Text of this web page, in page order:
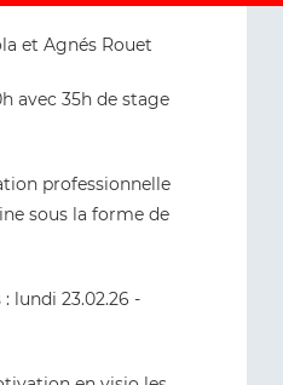
et Agnés Rouet
35h de stage
professionnelle
sous la forme de
23.02.26 -